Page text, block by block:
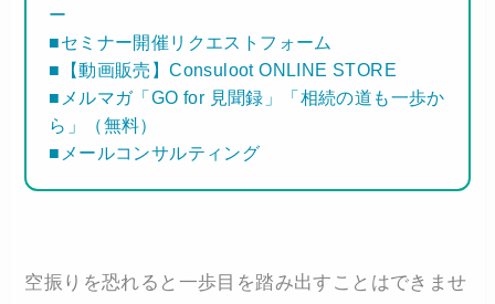
ー
■セミナー開催リクエストフォーム
■【動画販売】Consuloot ONLINE STORE
■メルマガ「GO for 見聞録」「相続の道も一歩か
ら」（無料）
■メールコンサルティング
空振りを恐れると一歩目を踏み出すことはできませ